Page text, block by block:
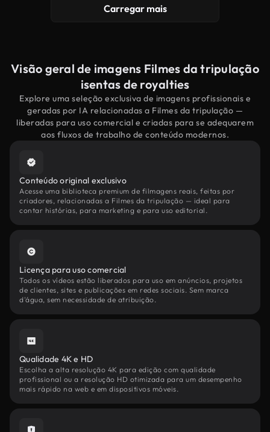
Carregar mais
Visão geral de imagens Filmes da tripulação
isentas de royalties
Explore uma seleção exclusiva de imagens profissionais e
geradas por IA relacionadas a Filmes da tripulação —
liberadas para uso comercial e criadas para se adequarem
aos fluxos de trabalho de conteúdo modernos.
Conteúdo original exclusivo
Acesse uma biblioteca premium de filmagens reais, feitas por
criadores, relacionadas a Filmes da tripulação — ideal para
contar histórias, para marketing e para uso editorial.
Licença para uso comercial
Todos os vídeos estão liberados para uso em anúncios, projetos
de clientes, sites e publicações em redes sociais. Sem marca
d'água, sem necessidade de atribuição.
Qualidade 4K e HD
Escolha a alta resolução 4K para edição com qualidade
profissional ou a resolução HD otimizada para um desempenho
mais rápido na web e em dispositivos móveis.